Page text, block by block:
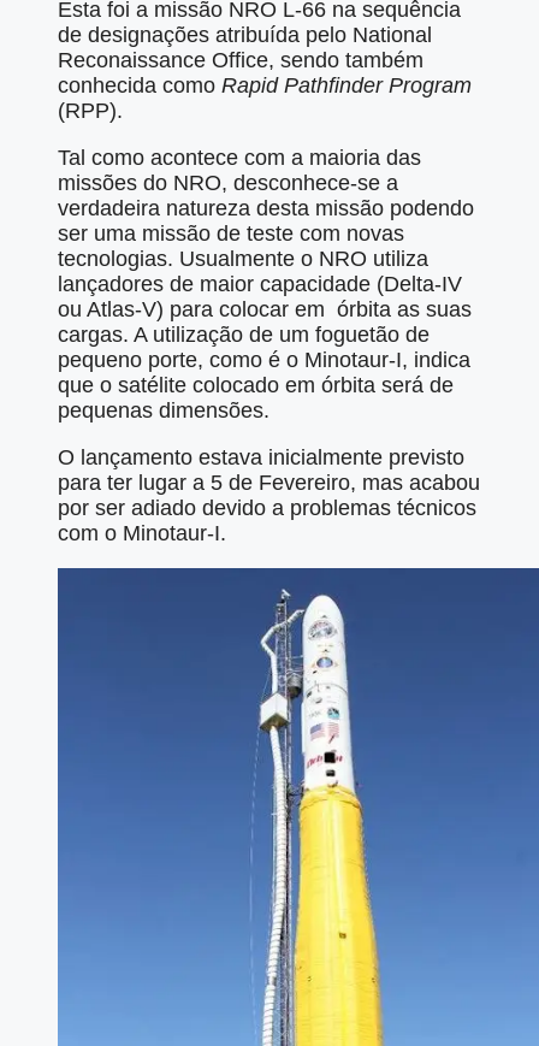
Esta foi a missão NRO L-66 na sequência
de designações atribuída pelo National
Reconaissance Office, sendo também
conhecida como Rapid Pathfinder Program
(RPP).
Tal como acontece com a maioria das
missões do NRO, desconhece-se a
verdadeira natureza desta missão podendo
ser uma missão de teste com novas
tecnologias. Usualmente o NRO utiliza
lançadores de maior capacidade (Delta-IV
ou Atlas-V) para colocar em órbita as suas
cargas. A utilização de um foguetão de
pequeno porte, como é o Minotaur-I, indica
que o satélite colocado em órbita será de
pequenas dimensões.
O lançamento estava inicialmente previsto
para ter lugar a 5 de Fevereiro, mas acabou
por ser adiado devido a problemas técnicos
com o Minotaur-I.